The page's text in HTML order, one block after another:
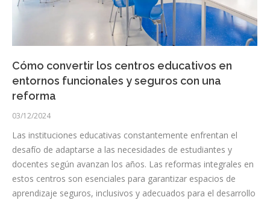
Cómo convertir los centros educativos en
entornos funcionales y seguros con una
reforma
03/12/2024
Las instituciones educativas constantemente enfrentan el
desafío de adaptarse a las necesidades de estudiantes y
docentes según avanzan los años. Las reformas integrales en
estos centros son esenciales para garantizar espacios de
aprendizaje seguros, inclusivos y adecuados para el desarrollo